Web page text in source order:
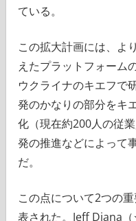
ている。
この拡大計画には、よ
えたプラットフォーム
ウクライナのキエフで
発のかなりの部分をキ
化（現在約200人の従
発の推進などによって
だ。
この点について2つの
表された。Jeff Diana